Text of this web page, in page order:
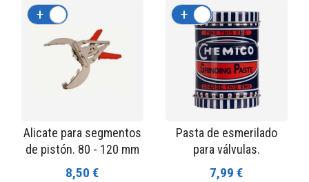
Alicate para segmentos
de pistón. 80 - 120 mm
8,50 €
+
Pasta de esmerilado
para válvulas.
7,99 €
+ -